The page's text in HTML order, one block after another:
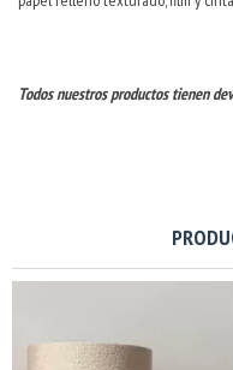
Todos nuestros productos tienen